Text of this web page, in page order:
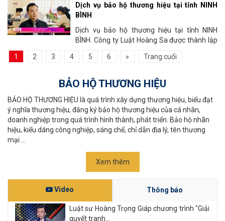
đô Hà Nội. Chúng...
Dịch vụ bảo hộ thương hiệu tại tỉnh NINH
BÌNH
Dịch vụ bảo hộ thương hiệu tại tỉnh NINH
BÌNH. Công ty Luật Hoàng Sa được thành lập
thủ đô Hà...
1 2 3 4 5 6 » Trang cuối
BẢO HỘ THƯƠNG HIỆU
BẢO HỘ THƯƠNG HIỆU là quá trình xây dựng thương hiệu, biểu đạt
ý nghĩa thương hiệu, đăng ký bảo hộ thương hiệu của cá nhân,
doanh nghiệp trong quá trình hình thành, phát triển. Bảo hộ nhãn
hiệu, kiểu dáng công nghiệp, sáng chế, chỉ dẫn địa lý, tên thương
mại ...
Xem thêm
Video Thông báo
Luật sư Hoàng Trọng Giáp chương trình "Giải
quyết tranh...